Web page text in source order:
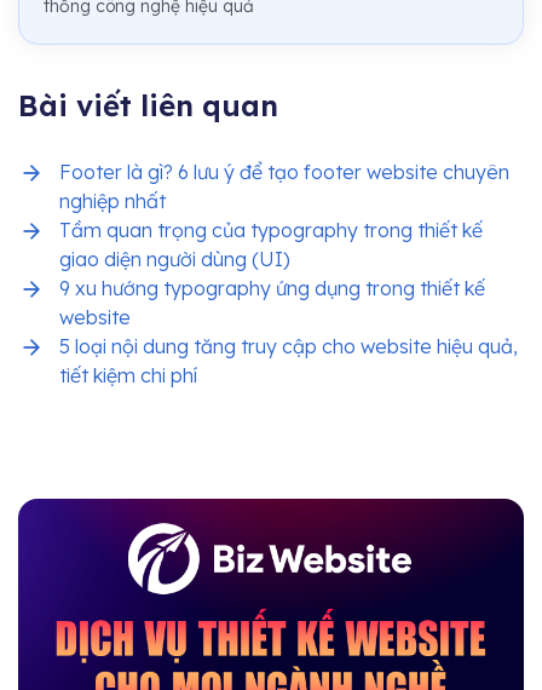
thống công nghệ hiệu quả
Bài viết liên quan
Footer là gì? 6 lưu ý để tạo footer website chuyên
nghiệp nhất
Tầm quan trọng của typography trong thiết kế
giao diện người dùng (UI)
9 xu hướng typography ứng dụng trong thiết kế
website
5 loại nội dung tăng truy cập cho website hiệu quả,
tiết kiệm chi phí